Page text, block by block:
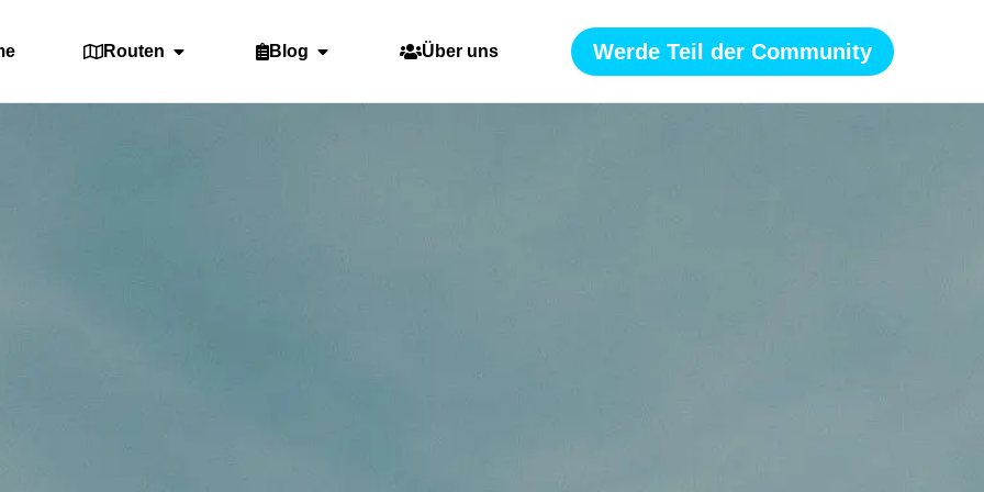
Routen Blog Über uns Werde Teil der Community